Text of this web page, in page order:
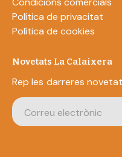
Política de privacitat
Política de cookies
Novetats La Calaixera
Rep les darreres